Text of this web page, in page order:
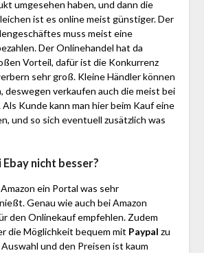
umgesehen haben, und dann die
ist es online meist günstiger. Der
muss meist eine
Der Onlinehandel hat da
Vorteil, dafür ist die Konkurrenz
sehr groß. Kleine Händler können
deswegen verkaufen auch die meist bei
Als Kunde kann man hier beim Kauf eine
und so sich eventuell zusätzlich was
nicht besser?
ein Portal was sehr
Genau wie auch bei Amazon
den Onlinekauf empfehlen. Zudem
die Möglichkeit bequem mit Paypal zu
und den Preisen ist kaum